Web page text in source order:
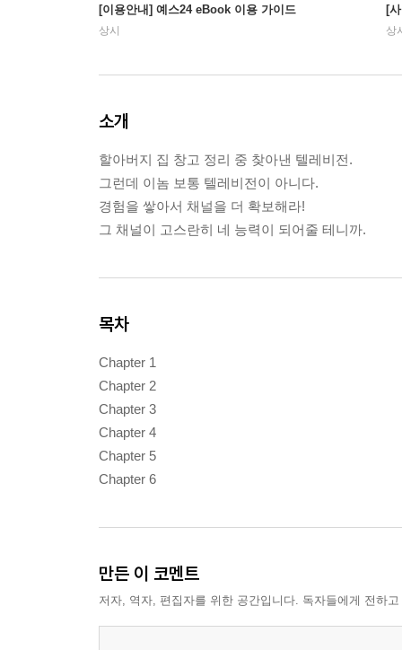
[이용안내] 예스24 eBook 이용 가이드
상시
[
상
소개
할아버지 집 창고 정리 중 찾아낸 텔레비전.
그런데 이놈 보통 텔레비전이 아니다.
경험을 쌓아서 채널을 더 확보해라!
그 채널이 고스란히 네 능력이 되어줄 테니까.
목차
Chapter 1
Chapter 2
Chapter 3
Chapter 4
Chapter 5
Chapter 6
만든 이 코멘트
저자, 역자, 편집자를 위한 공간입니다. 독자들에게 전하